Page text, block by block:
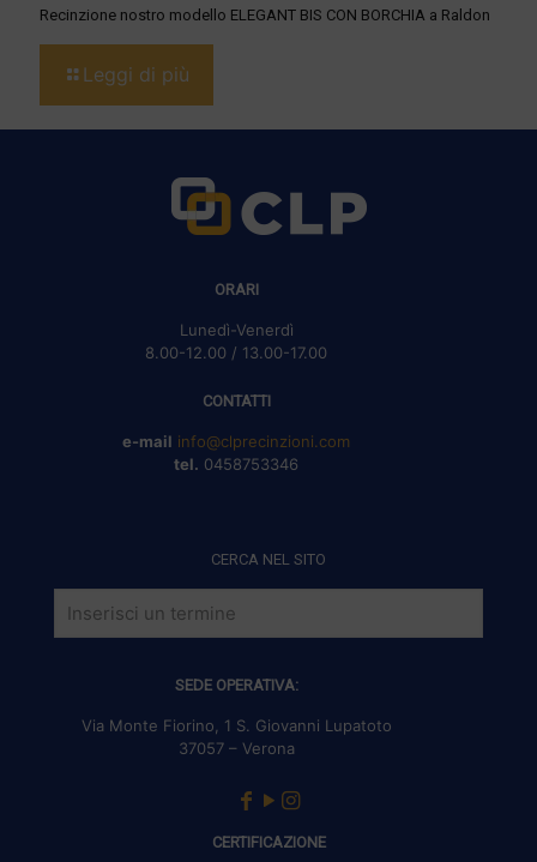
Recinzione nostro modello ELEGANT BIS CON BORCHIA a Raldon
Leggi di più
ORARI
Lunedì-Venerdì
8.00-12.00 / 13.00-17.00
CONTATTI
e-mail info@clprecinzioni.com
tel. 0458753346
CERCA NEL SITO
SEDE OPERATIVA:
Via Monte Fiorino, 1 S. Giovanni Lupatoto
37057 – Verona
CERTIFICAZIONE